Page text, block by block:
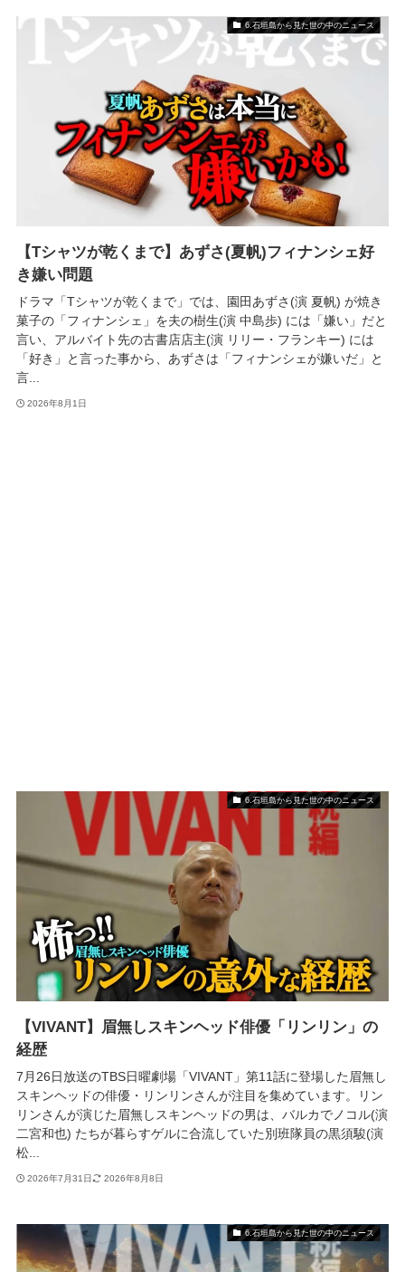
6.石垣島から見た世の中のニュース
【Tシャツが乾くまで】あずさ(夏帆)フィナンシェ好
き嫌い問題
ドラマ「Tシャツが乾くまで」では、園田あずさ(演 夏帆) が焼き
菓子の「フィナンシェ」を夫の樹生(演 中島歩) には「嫌い」だと
言い、アルバイト先の古書店店主(演 リリー・フランキー) には
「好き」と言った事から、あずさは「フィナンシェが嫌いだ」と
言...
2026年8月1日
6.石垣島から見た世の中のニュース
【VIVANT】眉無しスキンヘッド俳優「リンリン」の
経歴
7月26日放送のTBS日曜劇場「VIVANT」第11話に登場した眉無し
スキンヘッドの俳優・リンリンさんが注目を集めています。リン
リンさんが演じた眉無しスキンヘッドの男は、バルカでノコル(演
二宮和也) たちが暮らすゲルに合流していた別班隊員の黒須駿(演
松...
2026年7月31日 2026年8月8日
6.石垣島から見た世の中のニュース